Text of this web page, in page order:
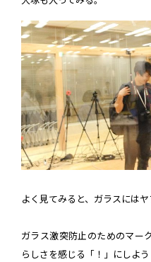
よく見てみると、ガラスには
ガラス激突防止のためのマー
らしさを感じる「！」にしよう